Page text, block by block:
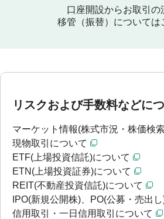
口座開設からお取引の
移管（振替）については
リスクおよび手数料などに
マーケット情報(株式市況・株価検
現物取引について
ETF(上場投資信託)について
ETN(上場投資証券)について
REIT(不動産投資信託)について
IPO(新規公開株)、PO(公募・売出
信用取引・一日信用取引について